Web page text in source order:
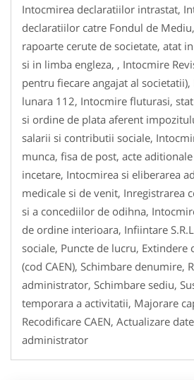
Intocmirea declaratiilor intrastat,
declaratiilor catre Fondul de
rapoarte cerute de societate, atat
si in limba engleza, , Intocmire
pentru fiecare angajat al
lunara 112, Intocmire fluturasi,
si ordine de plata aferent
salarii si contributii sociale,
munca, fisa de post, acte
incetare, Intocmirea si eliberarea
medicale si de venit, Inregistrarea
si a concediilor de odihna,
de ordine interioara, Infiintare
sociale, Puncte de lucru, Extindere
(cod CAEN), Schimbare denumire,
administrator, Schimbare sediu,
temporara a activitatii, Majorare
Recodificare CAEN, Actualizare
administrator